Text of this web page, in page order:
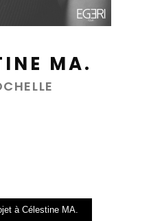
MA.
à Célestine MA.